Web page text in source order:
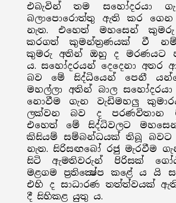
එබැවින් තම සහෝදරයා
බලාපොරොත්තු ඇති කර ගෙන
නැත. එහෙත් මහසෙන්
කරගත් කුමන්ත්‍රණයක් වී
කුමරු අතින් ඔහු ද මරණයට
ය. සහෝදරයන් දෙදෙනා අතර
බව මේ සිද්ධියෙන් පෙනී
මහල්ලා අතින් බාල
නොවීම ගැන වැඩිමහලු
ලක්වන බව ද පරණවිතාන
එහෙත් මේ සිද්ධිවලට
කිසියම් සම්බන්ධයක් තිබූ බවට
නැත. සිරිසඟබෝ රජු මැරවීම
සිටි ඇමතිවරුන් පිරිසක්
මළගම ප්‍රතික්‍ෂේප කළේ ය යි
එහි ද සාධාරණ තත්ත්වයක්
දී සිහිකළ යුතු ය.